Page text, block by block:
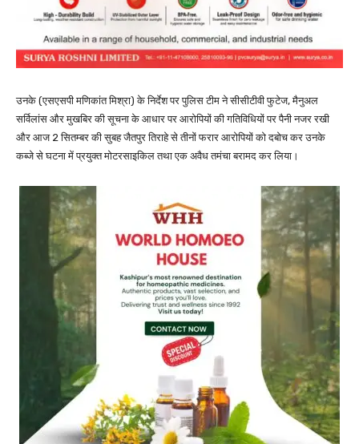
उनके (एसएसपी मणिकांत मिश्रा) के निर्देश पर पुलिस टीम ने सीसीटीवी फुटेज, मैनुअल
सर्विलांस और मुखबिर की सूचना के आधार पर आरोपियों की गतिविधियों पर पैनी नजर रखी
और आज 2 सितम्बर की सुबह जैतपुर तिराहे से तीनों फरार आरोपियों को दबोच कर उनके
कब्जे से घटना में प्रयुक्त मोटरसाइकिल तथा एक अवैध तमंचा बरामद कर लिया।